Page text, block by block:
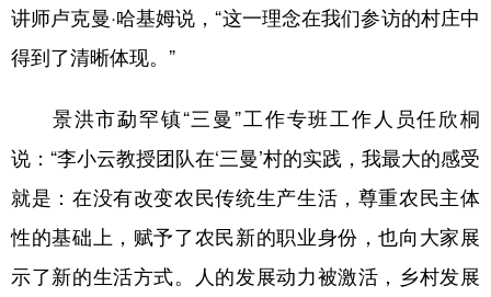
讲师卢克曼·哈基姆说，“这一理念在我们参访的村庄中
得到了清晰体现。”
景洪市勐罕镇“三曼”工作专班工作人员任欣桐
说：“李小云教授团队在‘三曼’村的实践，我最大的感受
就是：在没有改变农民传统生产生活，尊重农民主体
性的基础上，赋予了农民新的职业身份，也向大家展
示了新的生活方式。人的发展动力被激活，乡村发展